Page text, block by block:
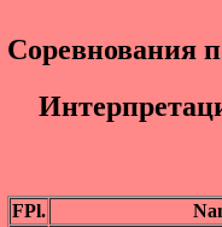
Соревнования
FPl.